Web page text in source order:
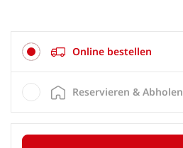
Online bestellen
Reservieren & Abholen